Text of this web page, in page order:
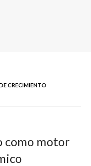
CRECIMIENTO
como motor